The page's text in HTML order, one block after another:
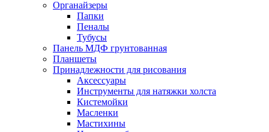
Органайзеры
Папки
Пеналы
Тубусы
Панель МДФ грунтованная
Планшеты
Принадлежности для рисования
Аксессуары
Инструменты для натяжки холста
Кистемойки
Масленки
Мастихины